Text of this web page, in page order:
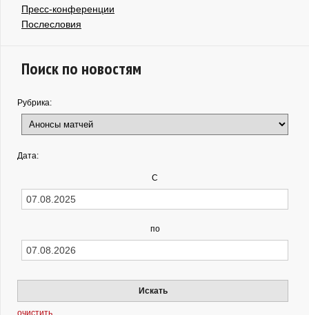
Пресс-конференции
Послесловия
Поиск по новостям
Рубрика:
Дата:
С
по
Искать
очистить